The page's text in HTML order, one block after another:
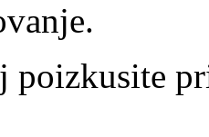
poizkusite